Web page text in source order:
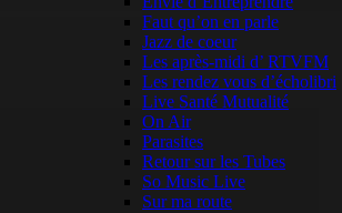
Faut qu’on en parle
Jazz de coeur
Les après-midi d’ RTVFM
Les rendez vous d’écholibri
Live Santé Mutualité
On Air
Parasites
Retour sur les Tubes
So Music Live
Sur ma route